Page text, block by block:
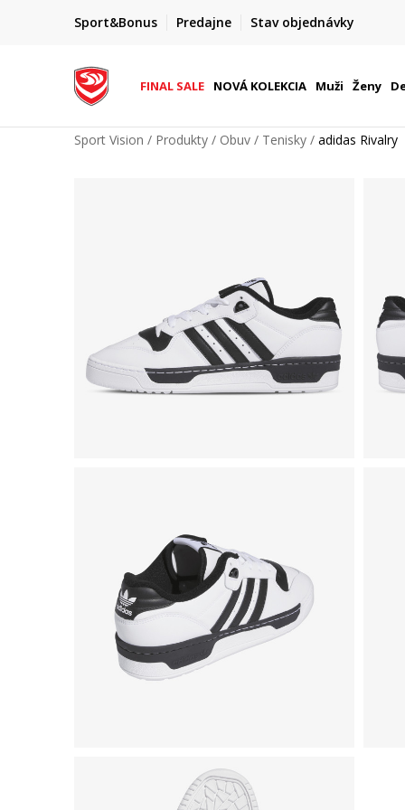
Sport&Bonus Predajne Stav objednávky
FINAL SALE AŽ -60 %
+ extra zľava 10 % len do 9. 8.
FINAL SALE NOVÁ KOLEKCIA Muži Ženy
Sport Vision Produkty Obuv Tenisky adidas Rivalry